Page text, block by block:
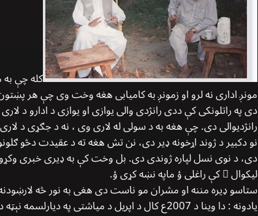
کله چې
مونږ اداری نه لرو او زمونږ به کامیابی هغه وخت وی چې هر
دی په راتلونکی کې ددی رانژدی والی يوازی او يوازی د ادارو د
رانژدیوالی دی. چې هغه به د سولی له لاری وی ، نه د جګړی د
نو دکبیر د ژوند اړخونه ډیر دی، نن تش هغه ته د عقیدت دڅو
دی، د نوی نسل لپاره ژوندی دی. بل وخت کې به ډیری خبری
لیکوال ً کې راغلی ؤ ماپه نښه کړی ؤ.
ستاسو ډیره مننه او مشران مو ناست دی هغی به نور څه
يادونه : دا وینا د 2007ع کال د اپريل د مياشتی